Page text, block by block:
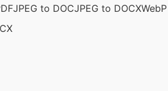
JPEG to DOCJPEG to DOCX